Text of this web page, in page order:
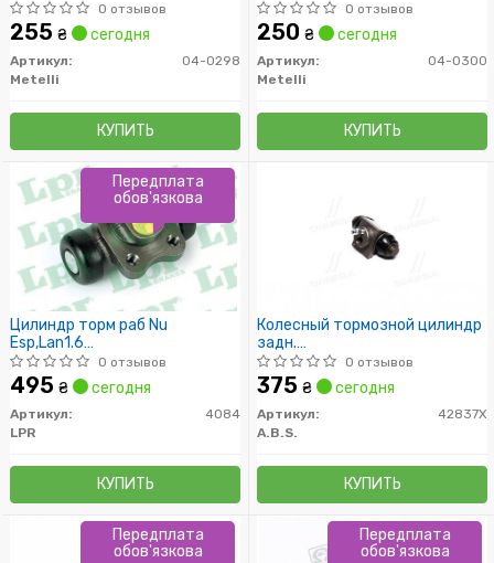
0 отзывов
255 ₴ сегодня
Артикул:
04-0298
Metelli
КУПИТЬ
0 отзывов
250 ₴ сегодня
Артикул:
04-0300
Metelli
КУПИТЬ
Цилиндр торм раб Nu
Esp,Lan1.6
96312155/90235422
0 отзывов
495 ₴ сегодня
Артикул:
4084
LPR
КУПИТЬ
Передплата
обов'язкова
Колесный тормозной цилиндр
задн.
Astra/Combo/Corsa/Zafira/
96-12
0 отзывов
375 ₴ сегодня
Артикул:
42837X
A.B.S.
КУПИТЬ
Передплата
обов'язкова
Передплата
обов'язкова